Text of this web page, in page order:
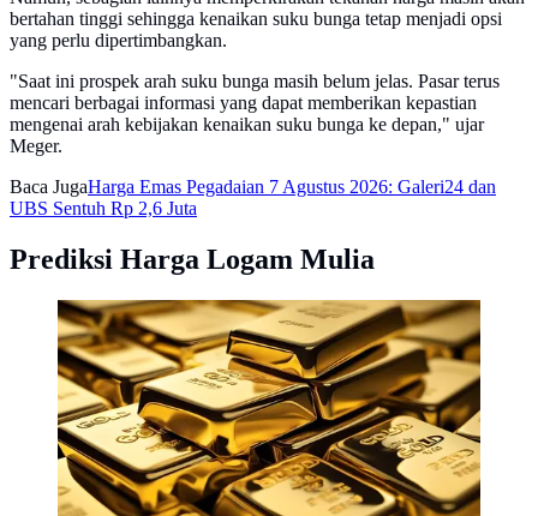
bertahan tinggi sehingga kenaikan suku bunga tetap menjadi opsi
yang perlu dipertimbangkan.
"Saat ini prospek arah suku bunga masih belum jelas. Pasar terus
mencari berbagai informasi yang dapat memberikan kepastian
mengenai arah kebijakan kenaikan suku bunga ke depan," ujar
Meger.
Baca JugaHarga Emas Pegadaian 7 Agustus 2026: Galeri24 dan
UBS Sentuh Rp 2,6 Juta
Prediksi Harga Logam Mulia